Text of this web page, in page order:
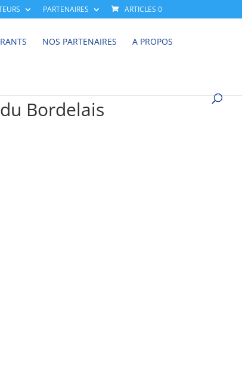
PARTENAIRES ARTICLES 0
NOS PARTENAIRES A PROPOS
Bordelais